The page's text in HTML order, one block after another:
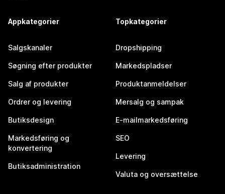
Appkategorier
Salgskanaler
Søgning efter produkter
Salg af produkter
Ordrer og levering
Butiksdesign
Markedsføring og
konvertering
Butiksadministration
Topkategorier
Dropshipping
Markedspladser
Produktanmeldelser
Mersalg og sampak
E-mailmarkedsføring
SEO
Levering
Valuta og oversættelse